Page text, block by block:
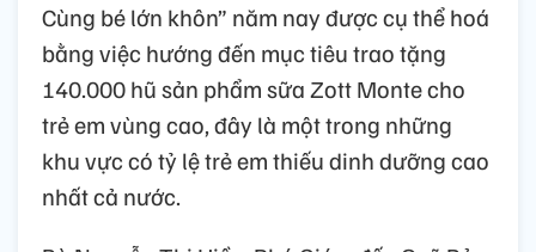
Cùng bé lớn khôn” năm nay được cụ thể hoá
bằng việc hướng đến mục tiêu trao tặng
140.000 hũ sản phẩm sữa Zott Monte cho
trẻ em vùng cao, đây là một trong những
khu vực có tỷ lệ trẻ em thiếu dinh dưỡng cao
nhất cả nước.